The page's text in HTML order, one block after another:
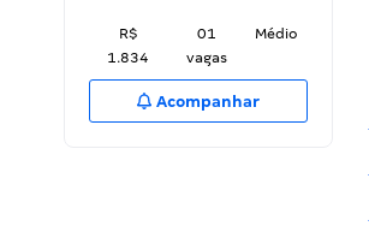
R$
1.834
01
vagas
Médio
Acompanhar